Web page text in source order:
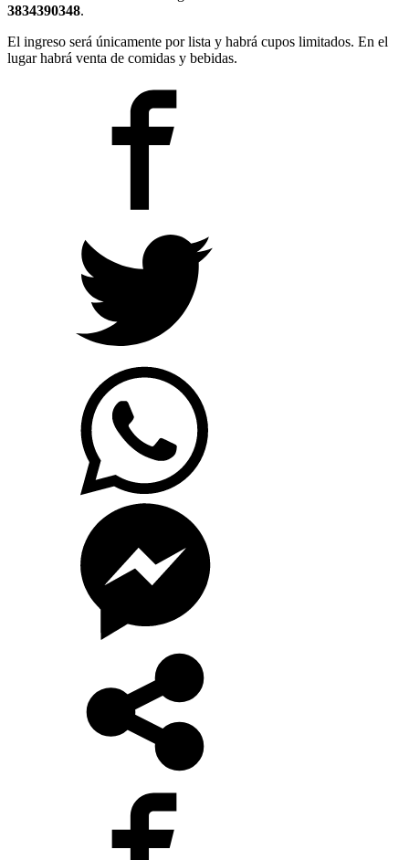
3834390348.
El ingreso será únicamente por lista y habrá cupos limitados. En el
lugar habrá venta de comidas y bebidas.